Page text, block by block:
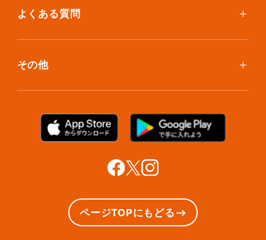
ご利用者の声
プラン診断
大型アイテムプラン
無酸素保管
布団クリーニング
シューズリペア
よくある質問
ボックスのお取り寄せ
お預け入れ(集荷)
その他
サマリーポケットカード
お知らせ・メディア情報
お問い合わせ
法人利用をご検討の方へ
ページTOPにもどる